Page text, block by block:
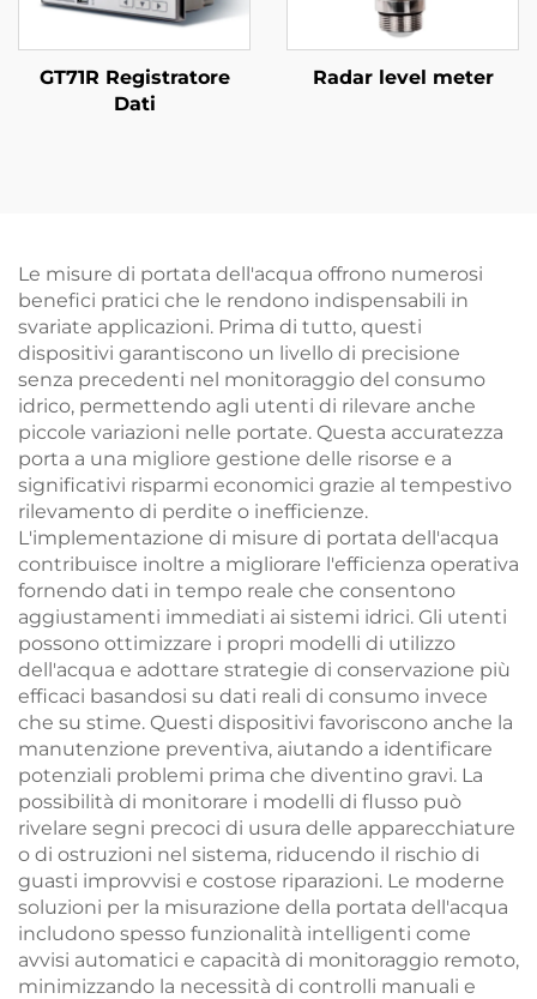
GT71R Registratore
Dati
Radar level meter
Le misure di portata dell'acqua offrono numerosi
benefici pratici che le rendono indispensabili in
svariate applicazioni. Prima di tutto, questi
dispositivi garantiscono un livello di precisione
senza precedenti nel monitoraggio del consumo
idrico, permettendo agli utenti di rilevare anche
piccole variazioni nelle portate. Questa accuratezza
porta a una migliore gestione delle risorse e a
significativi risparmi economici grazie al tempestivo
rilevamento di perdite o inefficienze.
L'implementazione di misure di portata dell'acqua
contribuisce inoltre a migliorare l'efficienza operativa
fornendo dati in tempo reale che consentono
aggiustamenti immediati ai sistemi idrici. Gli utenti
possono ottimizzare i propri modelli di utilizzo
dell'acqua e adottare strategie di conservazione più
efficaci basandosi su dati reali di consumo invece
che su stime. Questi dispositivi favoriscono anche la
manutenzione preventiva, aiutando a identificare
potenziali problemi prima che diventino gravi. La
possibilità di monitorare i modelli di flusso può
rivelare segni precoci di usura delle apparecchiature
o di ostruzioni nel sistema, riducendo il rischio di
guasti improvvisi e costose riparazioni. Le moderne
soluzioni per la misurazione della portata dell'acqua
includono spesso funzionalità intelligenti come
avvisi automatici e capacità di monitoraggio remoto,
minimizzando la necessità di controlli manuali e